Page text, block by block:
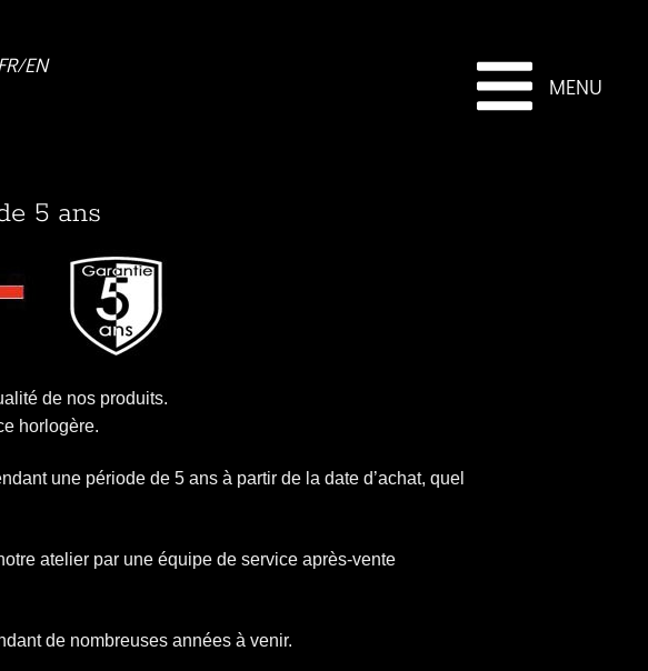
EN
MENU
5 ans
de nos produits.
horlogère.
une période de 5 ans à partir de la date d’achat, quel
atelier par une équipe de service après-vente
de nombreuses années à venir.